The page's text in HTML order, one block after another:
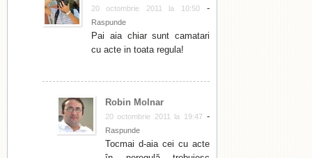
20 octombrie 2011 la 10:50-
Raspunde
Pai aia chiar sunt camatari
cu acte in toata regula!
Robin Molnar
20 octombrie 2011 la 19:47-
Raspunde
Tocmai d-aia cei cu acte